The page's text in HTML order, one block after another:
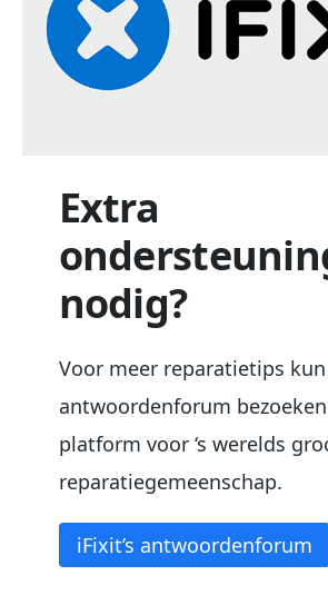
Extra
nodig?
Voor meer reparatietips
antwoordenforum
platform voor ‘s werelds
reparatiegemeenschap.
iFixit’s antwoordenforum